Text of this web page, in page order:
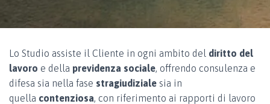
Lo Studio assiste il Cliente in ogni ambito del
diritto del
lavoro e della previdenza sociale, offrendo consulenza e
difesa sia nella fase stragiudiziale sia in
quella contenziosa, con riferimento ai rapporti di lavoro